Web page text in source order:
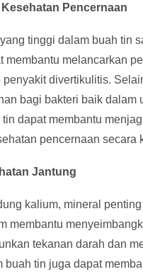
Pencernaan
tinggi dalam buah tin
membantu melancarkan
divertikulitis.
bagi bakteri baik
dapat membantu
pencernaan secara
Jantung
kalium, mineral
membantu
tekanan darah dan
buah tin juga dapat